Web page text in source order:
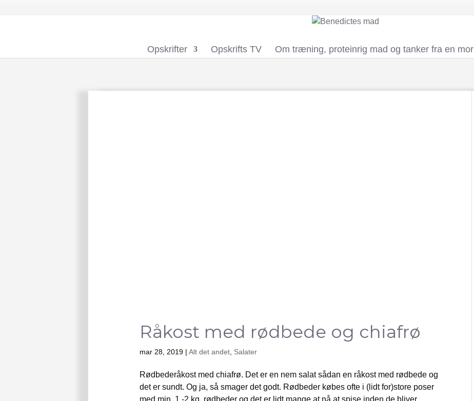
Opskrifter Opskrifts TV Om træning, proteinrig mad og tanker fra en mor
Råkost med rødbede og chiafrø
mar 28, 2019 | Alt det andet Salater
Rødbederåkost med chiafrø. Det er en nem salat sådan en råkost med rødbede og
det er sundt. Og ja, så smager det godt. Rødbeder købes ofte i (lidt for)store poser
med min. 1 -2 kg. rødbeder og det er lidt mange at nå at spise inden de bliver